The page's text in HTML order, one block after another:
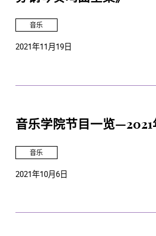
音乐
2021年11月19日
音乐学院节目一览—2021
音乐
2021年10月6日